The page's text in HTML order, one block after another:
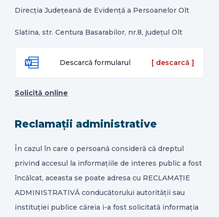
Direcția Județeană de Evidență a Persoanelor Olt
Slatina, str. Centura Basarabilor, nr.8, județul Olt
Descarcă formularul
Solicită online
Reclamații administrative
În cazul în care o persoană consideră că dreptul
privind accesul la informațiile de interes public a fost
încălcat, aceasta se poate adresa cu RECLAMAȚIE
ADMINISTRATIVĂ conducătorului autorității sau
instituției publice căreia i-a fost solicitată informația